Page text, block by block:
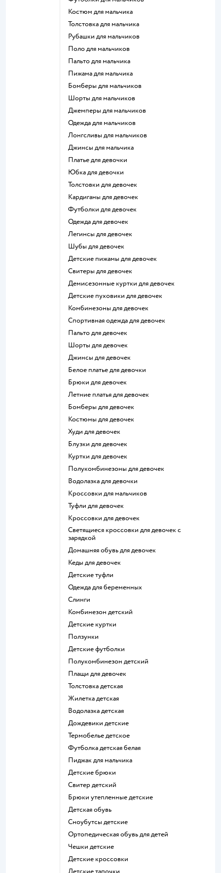
Костюм для мальчика
Толстовка для мальчика
Рубашки для мальчиков
Поло для мальчиков
Пальто для мальчика
Пижама для мальчика
Бомберы для мальчиков
Шорты для мальчиков
Джемперы для мальчиков
Одежда для мальчиков
Лонгсливы для мальчиков
Джинсы для мальчика
Платье для девочки
Юбка для девочки
Толстовки для девочек
Кардиганы для девочек
Футболки для девочек
Одежда для девочек
Легинсы для девочек
Шубы для девочек
Детские пижамы для девочек
Свитеры для девочек
Демисезонные куртки для девочек
Детские пуховики для девочек
Комбинезоны для девочек
Спортивная одежда для девочек
Пальто для девочек
Шорты для девочек
Джинсы для девочек
Белое платье для девочки
Брюки для девочек
Летние платья для девочек
Бомберы для девочек
Костюмы для девочек
Худи для девочек
Блузки для девочек
Куртки для девочек
Полукомбинезоны для девочек
Водолазка для девочки
Кроссовки для мальчиков
Туфли для девочек
Кроссовки для девочек
Светящиеся кроссовки для девочек с
зарядкой
Домашняя обувь для девочек
Кеды для девочек
Детские туфли
Одежда для беременных
Слинги
Комбинезон детский
Детские куртки
Ползунки
Детские футболки
Полукомбинезон детский
Плащи для девочек
Толстовка детская
Жилетка детская
Водолазка детская
Дождевики детские
Термобелье детское
Футболка детская белая
Пиджак для мальчика
Детские брюки
Свитер детский
Брюки утепленные детские
Детская обувь
Сноубутсы детские
Ортопедическая обувь для детей
Чешки детские
Детские кроссовки
Детские тапочки